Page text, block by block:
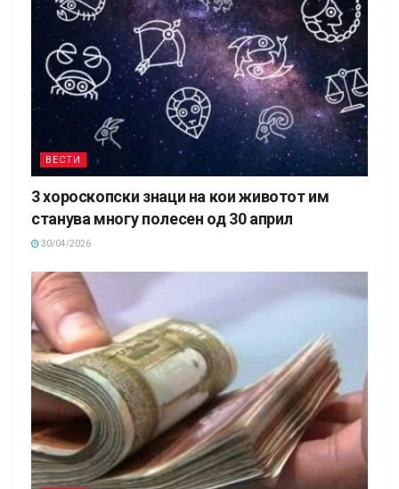
ВЕСТИ
3 хороскопски знаци на кои животот им
станува многу полесен од 30 април
30/04/2026